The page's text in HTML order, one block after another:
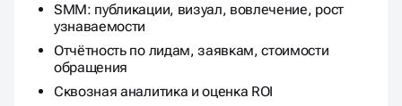
в Яндекс Директ
SMM: публикации, визуал, вовлечение, рост
узнаваемости
Отчётность по лидам, заявкам, стоимости
обращения